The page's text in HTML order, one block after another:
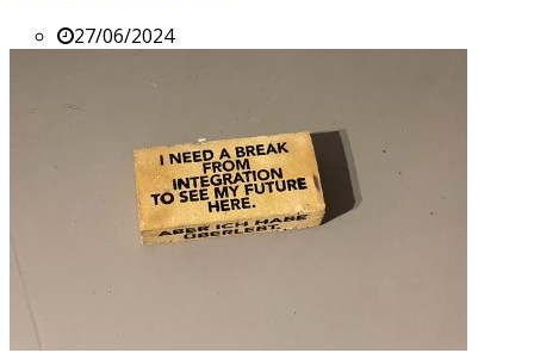
27/06/2024